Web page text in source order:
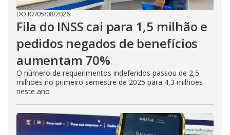
DO R7/05/08/2026
Fila do INSS cai para 1,5 milhão e
pedidos negados de benefícios
aumentam 70%
O número de requerimentos indeferidos passou de 2,5
milhões no primeiro semestre de 2025 para 4,3 milhões
neste ano